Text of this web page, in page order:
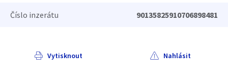
Číslo inzerátu 90135825910706898481
Vytisknout Nahlásit